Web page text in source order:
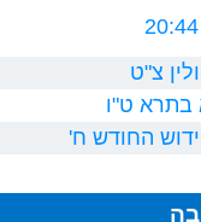
20:44
צ"ט
בתרא ט"ו
החודש ח'